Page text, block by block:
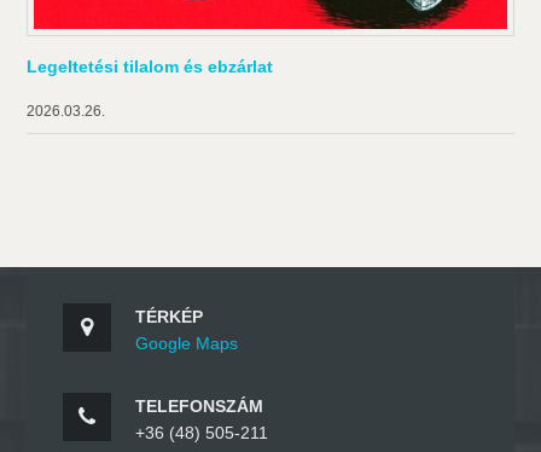
Legeltetési tilalom és ebzárlat
2026.03.26.
TÉRKÉP
Google Maps
TELEFONSZÁM
+36 (48) 505-211